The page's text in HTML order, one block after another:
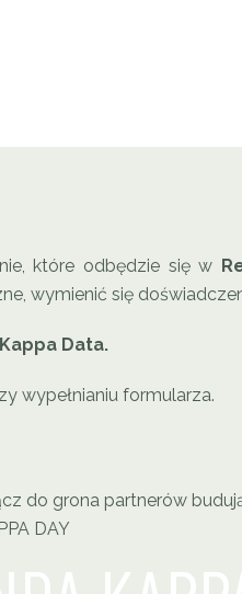
które odbędzie się w
wymienić się
Data.
wypełnianiu formularza.
do grona partnerów